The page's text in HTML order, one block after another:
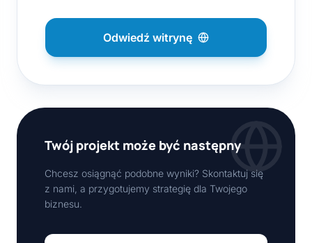
Odwiedź witrynę
Twój projekt może być następny
Chcesz osiągnąć podobne wyniki? Skontaktuj się
z nami, a przygotujemy strategię dla Twojego
biznesu.